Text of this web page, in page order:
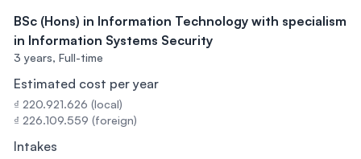
BSc (Hons) in Information Technology with specialism
in Information Systems Security
3 years, Full-time
Estimated cost per year
₫ 220.921.626 (local)
₫ 226.109.559 (foreign)
Intakes